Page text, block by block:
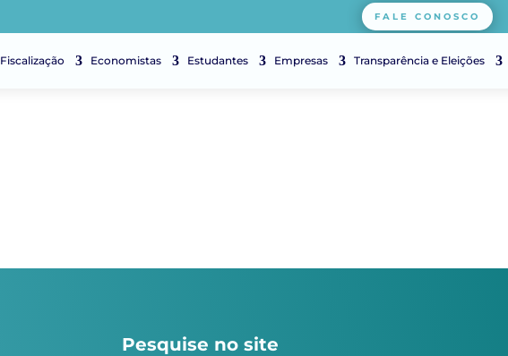
FALE CONOSCO
Fiscalização Economistas Estudantes Empresas Transparência e Eleições
Pesquise no site